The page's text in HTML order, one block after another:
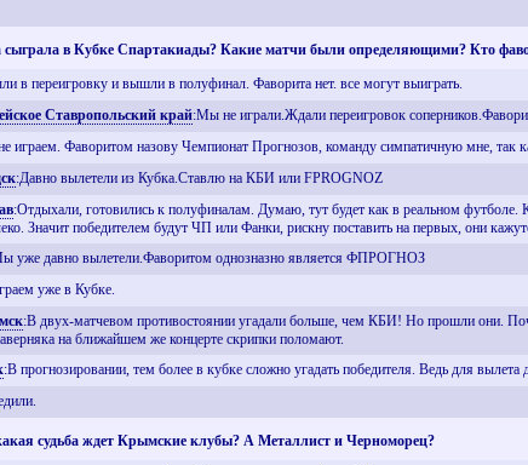
в Кубке Спартакиады? Какие матчи были определяющими? Кто
в переигровку и вышли в полуфинал. Фаворита нет. все могут выиграть.
Ставропольский край:Мы не играли.Ждали переигровок
играем. Фаворитом назову Чемпионат Прогнозов, команду симпатичную мне, так
:Давно вылетели из Кубка.Ставлю на КБИ или FPROGNOZ
:Отдыхали, готовились к полуфиналам. Думаю, тут будет как в реальном
Значит победителем будут ЧП или Фанки, рискну поставить на первых, они
уже давно вылетели.Фаворитом однозназно является ФПРОГНОЗ
уже в Кубке.
:В двух-матчевом противостоянии угадали больше, чем КБИ! Но прошли они.
на ближайшем же концерте скрипки поломают.
:В прогнозировании, тем более в кубке сложно угадать победителя. Ведь для
судьба ждет Крымские клубы? А Металлист и Черноморец?